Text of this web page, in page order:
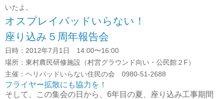
いたよ。
オスプレイパッドいらない！
座り込み５周年報告会
日時：2012年7月1日 14:00〜16:00
場所：東村農民研修施設（村営グラウンド向い・公民館２F）
主催：ヘリパッドいらない住民の会 0980-51-2688
フライヤー拡散にも協力を！
そして、この集会の日から、6年目の夏、座り込み工事期間